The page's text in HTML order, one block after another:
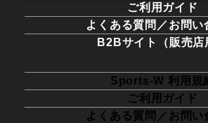
ご利用ガイド
よくある質問／お問い
B2Bサイト（販売店
Sports-W 利用規
ご利用ガイド
よくある質問／お問い